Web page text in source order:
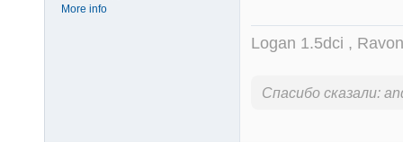
More info
Logan 1.5dci ,
Спасибо сказали: